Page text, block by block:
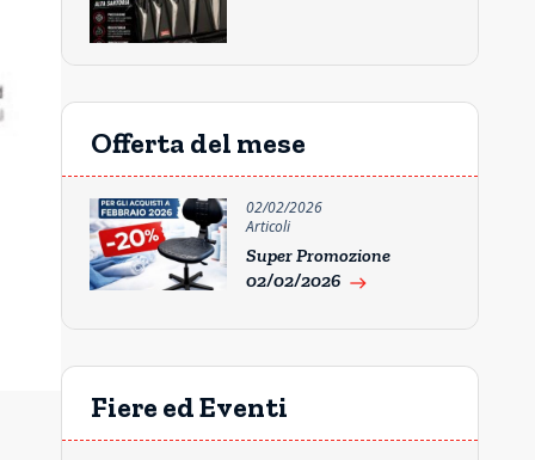
Offerta del mese
02/02/2026
Articoli
Super Promozione
02/02/2026 east
Fiere ed Eventi